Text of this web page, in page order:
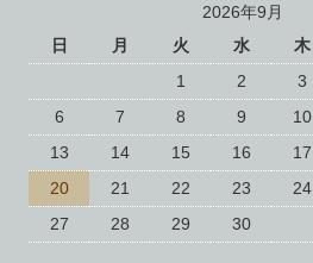
2026年9月
日
月 火 水 木
1
2 3
6
7 8 9 10
13
14 15 16 17
20
21 22 23 24
27
28 29 30